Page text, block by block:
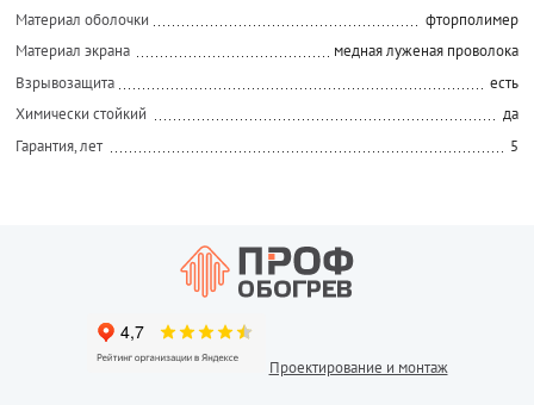
Материал оболочки
фторполимер
Материал экрана
медная луженая проволока
Взрывозащита
есть
Химически стойкий
да
Гарантия, лет
5
Проектирование и монтаж